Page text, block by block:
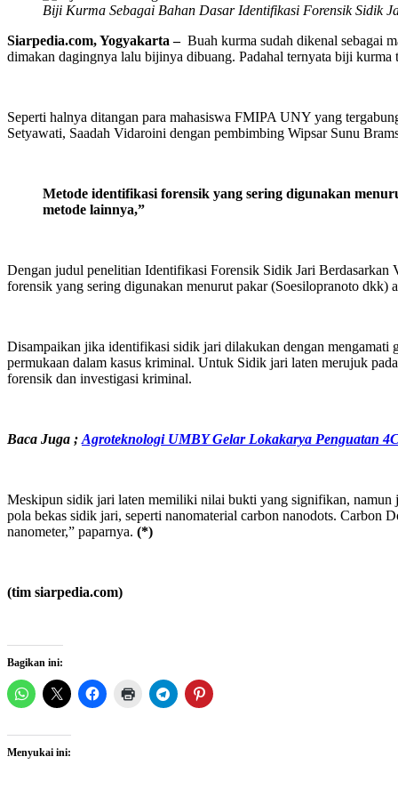
Biji Kurma Sebagai Bahan Dasar Identifikasi Forensik Sidik
Siarpedia.com, Yogyakarta –Buah kurma sudah dikenal sebagai
dimakan dagingnya lalu bijinya dibuang. Padahal ternyata biji
Seperti halnya ditangan para mahasiswa FMIPA UNY yang
Setyawati, Saadah Vidaroini dengan pembimbing Wipsar Sunu
Metode identifikasi forensik yang sering digunakan
metode lainnya,”
Dengan judul penelitian Identifikasi Forensik Sidik Jari Berdasarkan
forensik yang sering digunakan menurut pakar (Soesilopranoto
Disampaikan jika identifikasi sidik jari dilakukan dengan mengamati
permukaan dalam kasus kriminal. Untuk Sidik jari laten merujuk
forensik dan investigasi kriminal.
Baca Juga ; Agroteknologi UMBY Gelar Lokakarya Penguatan
Meskipun sidik jari laten memiliki nilai bukti yang signifikan, namun
pola bekas sidik jari, seperti nanomaterial carbon nanodots.
nanometer,” paparnya. (*)
(tim siarpedia.com)
Bagikan ini:
Menyukai ini: